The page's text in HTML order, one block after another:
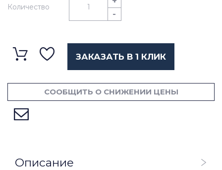
Количество
-
ЗАКАЗАТЬ В 1 КЛИК
СООБЩИТЬ О СНИЖЕНИИ ЦЕНЫ
Описание